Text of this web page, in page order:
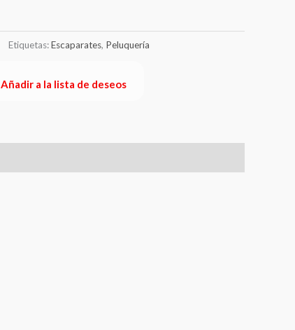
Etiquetas:Escaparates, Peluquería
Añadir a la lista de deseos